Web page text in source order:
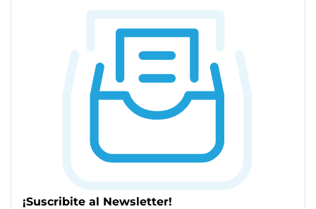
¡Suscribite al Newsletter!